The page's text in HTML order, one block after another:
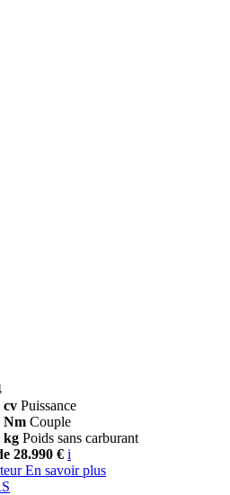
cv Puissance
Nm Couple
kg Poids sans carburant
28.990 € i
En savoir plus